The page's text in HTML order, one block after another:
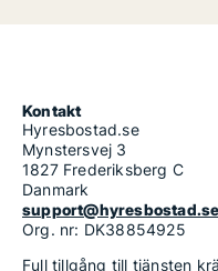
Kontakt
Hyresbostad.se
Mynstersvej 3
1827 Frederiksberg C
Danmark
support@hyresbostad.se
Org. nr: DK38854925
Full tillgång till tjänsten